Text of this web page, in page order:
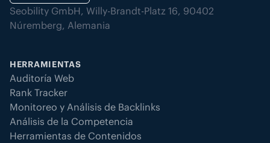
Seobility GmbH, Willy-Brandt-Platz 16, 90402
Núremberg, Alemania
HERRAMIENTAS
Auditoría Web
Rank Tracker
Monitoreo y Análisis de Backlinks
Análisis de la Competencia
Herramientas de Contenidos